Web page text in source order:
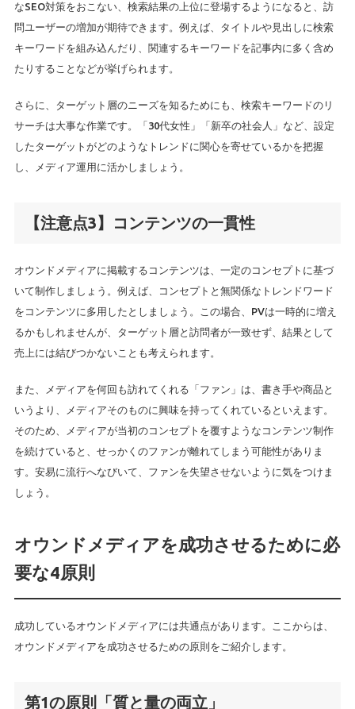
なSEO対策をおこない、検索結果の上位に登場するようになると、訪
問ユーザーの増加が期待できます。例えば、タイトルや見出しに検索
キーワードを組み込んだり、関連するキーワードを記事内に多く含め
たりすることなどが挙げられます。
さらに、ターゲット層のニーズを知るためにも、検索キーワードのリ
サーチは大事な作業です。「30代女性」「新卒の社会人」など、設定
したターゲットがどのようなトレンドに関心を寄せているかを把握
し、メディア運用に活かしましょう。
【注意点3】コンテンツの一貫性
オウンドメディアに掲載するコンテンツは、一定のコンセプトに基づ
いて制作しましょう。例えば、コンセプトと無関係なトレンドワード
をコンテンツに多用したとしましょう。この場合、PVは一時的に増え
るかもしれませんが、ターゲット層と訪問者が一致せず、結果として
売上には結びつかないことも考えられます。
また、メディアを何回も訪れてくれる「ファン」は、書き手や商品と
いうより、メディアそのものに興味を持ってくれているといえます。
そのため、メディアが当初のコンセプトを覆すようなコンテンツ制作
を続けていると、せっかくのファンが離れてしまう可能性がありま
す。安易に流行へなびいて、ファンを失望させないように気をつけま
しょう。
オウンドメディアを成功させるために必
要な4原則
成功しているオウンドメディアには共通点があります。ここからは、
オウンドメディアを成功させるための原則をご紹介します。
第1の原則「質と量の両立」